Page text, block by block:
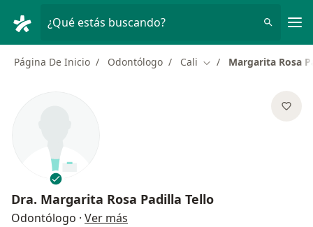
¿Qué estás buscando?
Página De Inicio Odontólogo Cali Cambiar de ciudad
Margarita Rosa
Dra. Margarita Rosa Padilla Tello
Odontólogo · Ver más